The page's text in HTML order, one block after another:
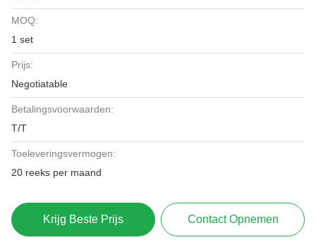
MOQ:
1 set
Prijs:
Negotiatable
Betalingsvoorwaarden:
T/T
Toeleveringsvermogen:
20 reeks per maand
Krijg Beste Prijs Contact Opnemen